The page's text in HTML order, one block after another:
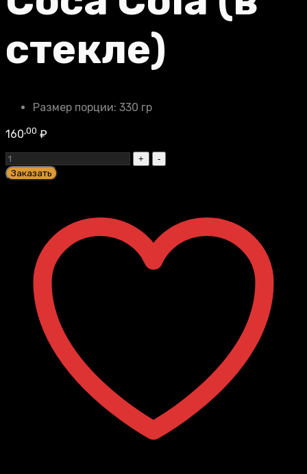
стекле)
Размер порции: 330 гр
160,00 ₽
Coca
Cola
(в
Заказать